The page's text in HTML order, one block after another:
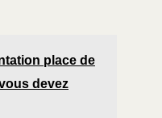
place de
devez